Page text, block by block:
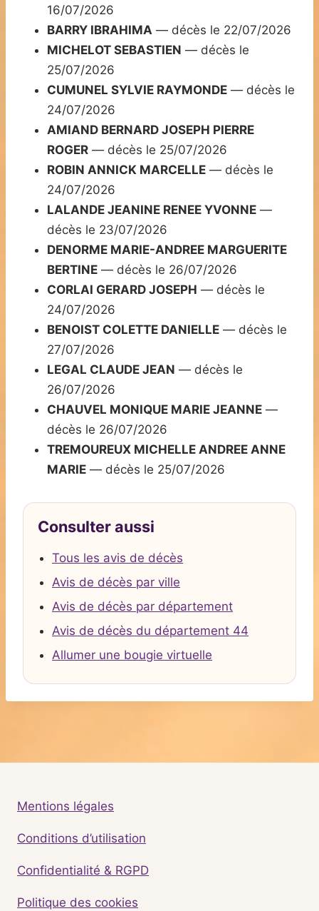
16/07/2026
BARRY IBRAHIMA — décès le 22/07/2026
MICHELOT SEBASTIEN — décès le
25/07/2026
CUMUNEL SYLVIE RAYMONDE — décès le
24/07/2026
AMIAND BERNARD JOSEPH PIERRE
ROGER — décès le 25/07/2026
ROBIN ANNICK MARCELLE — décès le
24/07/2026
LALANDE JEANINE RENEE YVONNE —
décès le 23/07/2026
DENORME MARIE-ANDREE MARGUERITE
BERTINE — décès le 26/07/2026
CORLAI GERARD JOSEPH — décès le
24/07/2026
BENOIST COLETTE DANIELLE — décès le
27/07/2026
LEGAL CLAUDE JEAN — décès le
26/07/2026
CHAUVEL MONIQUE MARIE JEANNE —
décès le 26/07/2026
TREMOUREUX MICHELLE ANDREE ANNE
MARIE — décès le 25/07/2026
Consulter aussi
Tous les avis de décès
Avis de décès par ville
Avis de décès par département
Avis de décès du département 44
Allumer une bougie virtuelle
Mentions légales
Conditions d’utilisation
Confidentialité & RGPD
Politique des cookies